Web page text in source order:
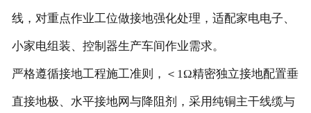
线，对重点作业工位做接地强化处理，适配家电电子、
小家电组装、控制器生产车间作业需求。
严格遵循接地工程施工准则，＜1Ω精密独立接地配置垂
直接地极、水平接地网与降阻剂，采用纯铜主干线缆与